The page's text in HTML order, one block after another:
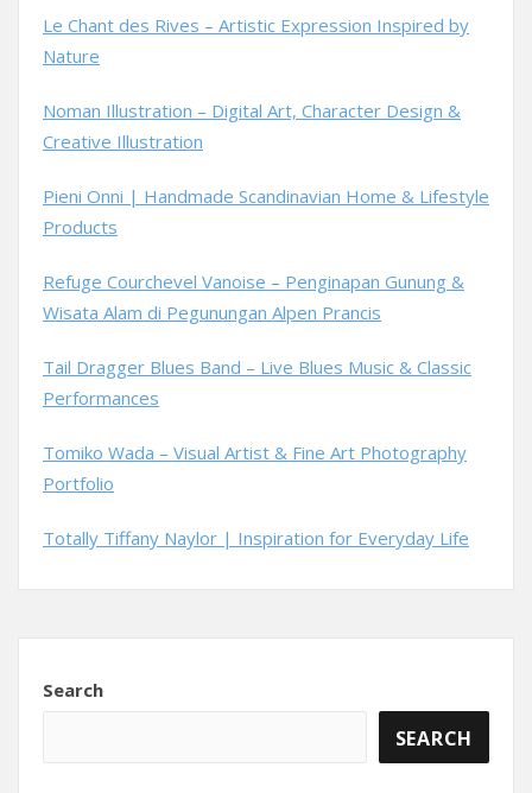
Le Chant des Rives – Artistic Expression Inspired by
Nature
Noman Illustration – Digital Art, Character Design &
Creative Illustration
Pieni Onni | Handmade Scandinavian Home & Lifestyle
Products
Refuge Courchevel Vanoise – Penginapan Gunung &
Wisata Alam di Pegunungan Alpen Prancis
Tail Dragger Blues Band – Live Blues Music & Classic
Performances
Tomiko Wada – Visual Artist & Fine Art Photography
Portfolio
Totally Tiffany Naylor | Inspiration for Everyday Life
Search
SEARCH